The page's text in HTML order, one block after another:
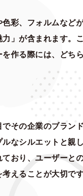
彩、フォルムなど
」が含まれます。
作る際には、どち
その企業のブラン
なシルエットと親
おり、ユーザーと
えることが大切です